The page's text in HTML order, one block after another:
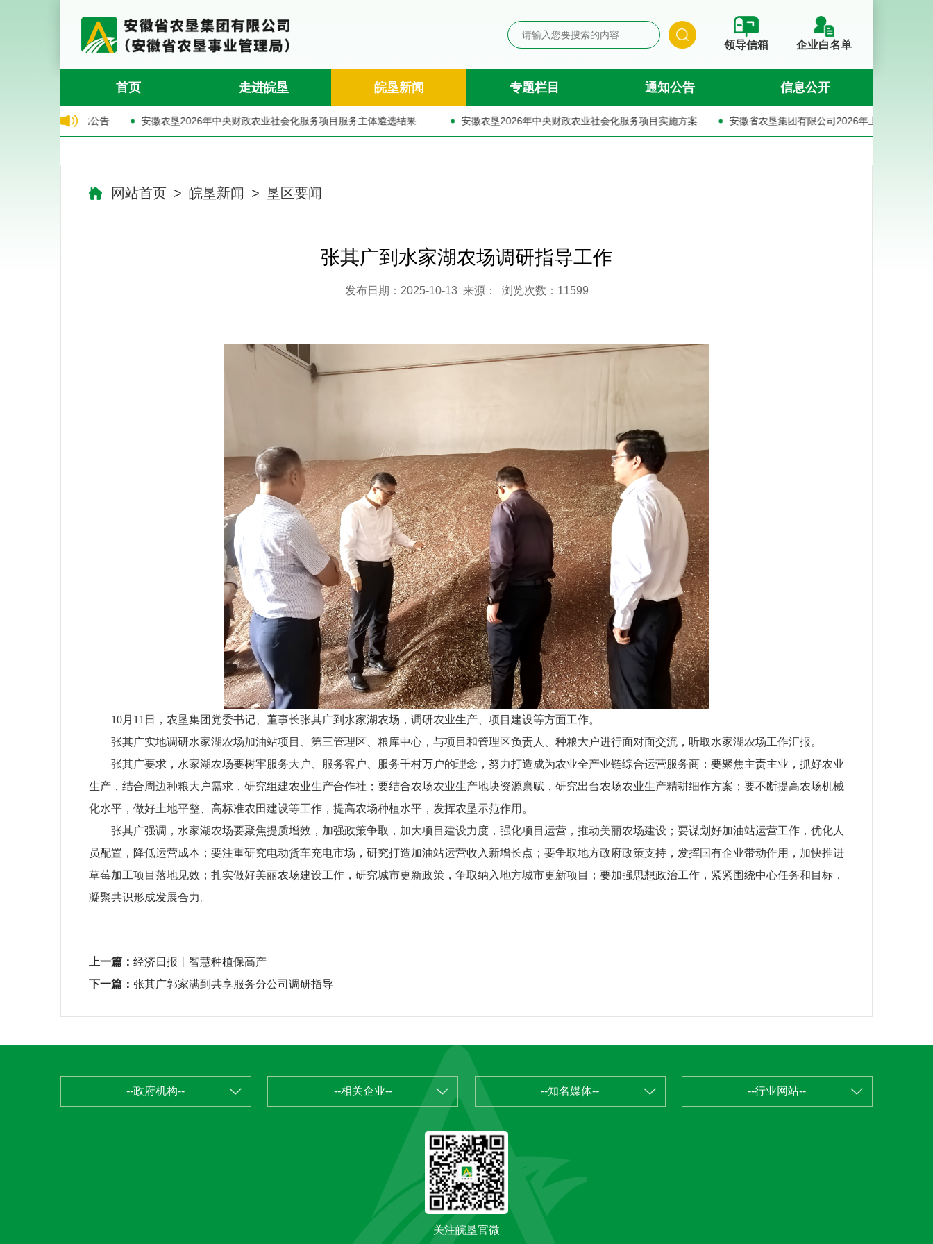
领导信箱 企业白名单
首页 走进皖垦 皖垦新闻 专题栏目 通知公告 信息公开
入库询比公告 安徽农垦2026年中央财政农业社会化服务项目服务主体遴选结果的公示 安徽农垦2026年中央财政农业社会化服务项目实施方案 安徽省农垦集团有限公司2026年上半年人才公开招聘公告
网站首页 > 皖垦新闻 > 垦区要闻
张其广到水家湖农场调研指导工作
发布日期：2025-10-13 来源： 浏览次数：11599
10月11日，农垦集团党委书记、董事长张其广到水家湖农场，调研农业生产、项目建设等方面工作。
张其广实地调研水家湖农场加油站项目、第三管理区、粮库中心，与项目和管理区负责人、种粮大户进行面对面交流，听取水家湖农场工作汇报。
张其广要求，水家湖农场要树牢服务大户、服务客户、服务千村万户的理念，努力打造成为农业全产业链综合运营服务商；要聚焦主责主业，抓好农业
生产，结合周边种粮大户需求，研究组建农业生产合作社；要结合农场农业生产地块资源禀赋，研究出台农场农业生产精耕细作方案；要不断提高农场机械
化水平，做好土地平整、高标准农田建设等工作，提高农场种植水平，发挥农垦示范作用。
张其广强调，水家湖农场要聚焦提质增效，加强政策争取，加大项目建设力度，强化项目运营，推动美丽农场建设；要谋划好加油站运营工作，优化人
员配置，降低运营成本；要注重研究电动货车充电市场，研究打造加油站运营收入新增长点；要争取地方政府政策支持，发挥国有企业带动作用，加快推进
草莓加工项目落地见效；扎实做好美丽农场建设工作，研究城市更新政策，争取纳入地方城市更新项目；要加强思想政治工作，紧紧围绕中心任务和目标，
凝聚共识形成发展合力。
上一篇： 经济日报丨智慧种植保高产
下一篇： 张其广郭家满到共享服务分公司调研指导
--政府机构-- --相关企业-- --知名媒体-- --行业网站--
关注皖垦官微